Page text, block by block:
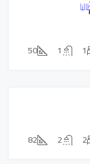
1
1
50
2
2
82